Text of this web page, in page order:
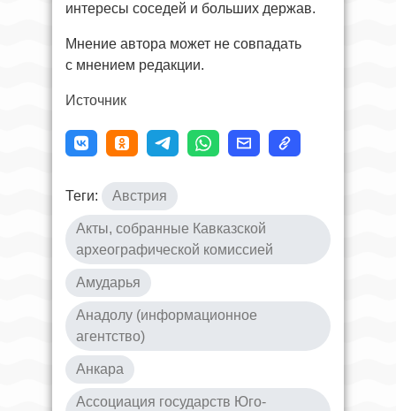
интересы соседей и больших держав.
Мнение автора может не совпадать
с мнением редакции.
Источник
Теги: Австрия
Акты, собранные Кавказской
археографической комиссией
Амударья
Анадолу (информационное
агентство)
Анкара
Ассоциация государств Юго-